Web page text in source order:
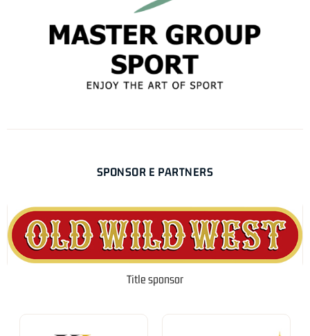
SPONSOR E PARTNERS
Title sponsor